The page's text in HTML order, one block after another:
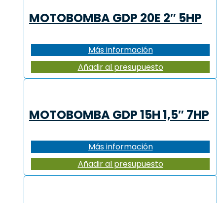
MOTOBOMBA GDP 20E 2″ 5HP
Más información
Añadir al presupuesto
MOTOBOMBA GDP 15H 1,5″ 7HP
Más información
Añadir al presupuesto